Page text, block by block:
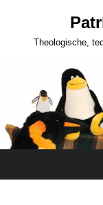
Theologische,